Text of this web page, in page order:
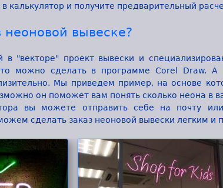
калькулятор и получите предварительный
вывеске?
в "векторе" проект вывески и
можно сделать в программе Corel Draw. А
Мы приведем пример, на основе
он поможет вам понять сколько неона в
вы можете отправить себе на почту
сделать заказ неоновой вывески легким и